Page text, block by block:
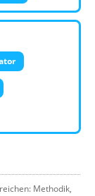
Methodik,